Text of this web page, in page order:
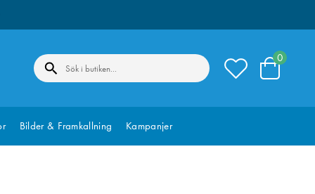
0
Bilder & Framkallning Kampanjer